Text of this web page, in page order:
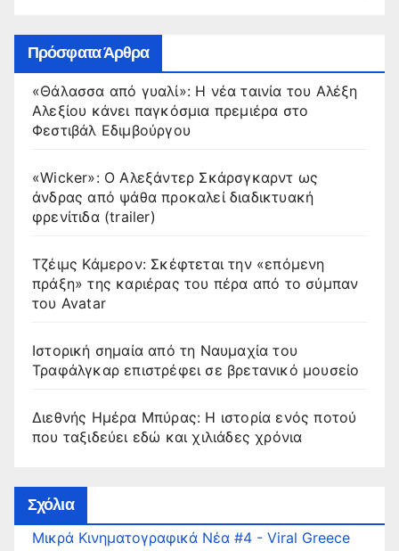
Πρόσφατα Άρθρα
«Θάλασσα από γυαλί»: Η νέα ταινία του Αλέξη
Αλεξίου κάνει παγκόσμια πρεμιέρα στο
Φεστιβάλ Εδιμβούργου
«Wicker»: Ο Αλεξάντερ Σκάρσγκαρντ ως
άνδρας από ψάθα προκαλεί διαδικτυακή
φρενίτιδα (trailer)
Τζέιμς Κάμερον: Σκέφτεται την «επόμενη
πράξη» της καριέρας του πέρα από το σύμπαν
του Avatar
Ιστορική σημαία από τη Ναυμαχία του
Τραφάλγκαρ επιστρέφει σε βρετανικό μουσείο
Διεθνής Ημέρα Μπύρας: Η ιστορία ενός ποτού
που ταξιδεύει εδώ και χιλιάδες χρόνια
Σχόλια
Μικρά Κινηματογραφικά Νέα #4 - Viral Greece